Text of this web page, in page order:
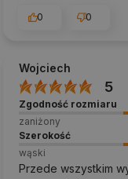
0
0
Wojciech
5
Zgodność rozmiaru
zaniżony
Szerokość
wąski
Przede wszystkim